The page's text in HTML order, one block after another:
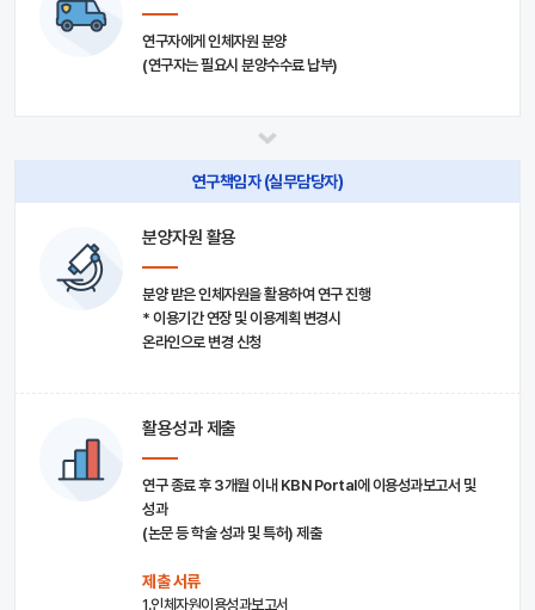
연구자에게 인체자원 분양
(연구자는 필요시 분양수수료 납부)
연구책임자 (실무담당자)
분양자원 활용
분양 받은 인체자원을 활용하여 연구 진행
* 이용기간 연장 및 이용계획 변경시
온라인으로 변경 신청
활용성과 제출
연구 종료 후 3개월 이내 KBN Portal에 이용성과보고서 및
성과
(논문 등 학술 성과 및 특허) 제출
제출 서류
1.인체자원이용성과보고서